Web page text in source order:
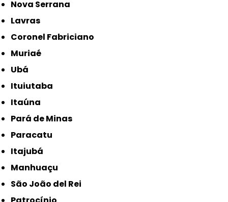
Nova Serrana
Lavras
Coronel Fabriciano
Muriaé
Ubá
Ituiutaba
Itaúna
Pará de Minas
Paracatu
Itajubá
Manhuaçu
São João del Rei